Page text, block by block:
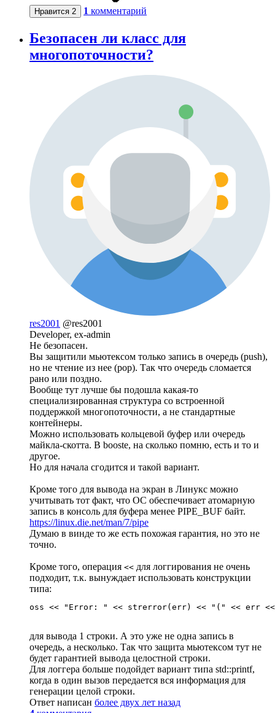
Нравится 2 1 комментарий
Безопасен ли класс для
многопоточности?
res2001 @res2001
Developer, ex-admin
Не безопасен.
Вы защитили мьютексом только запись в очередь (push),
но не чтение из нее (pop). Так что очередь сломается
рано или поздно.
Вообще тут лучше бы подошла какая-то
специализированная структура со встроенной
поддержкой многопоточности, а не стандартные
контейнеры.
Можно использовать кольцевой буфер или очередь
майкла-скотта. В booste, на сколько помню, есть и то и
другое.
Но для начала сгодится и такой вариант.
Кроме того для вывода на экран в Линукс можно
учитывать тот факт, что ОС обеспечивает атомарную
запись в консоль для буфера менее PIPE_BUF байт.
https://linux.die.net/man/7/pipe
Думаю в винде то же есть похожая гарантия, но это не
точно.
Кроме того, операция << для логгирования не очень
подходит, т.к. вынуждает использовать конструкции
типа:
oss << "Error: " << strerror(err) << "(" << err
для вывода 1 строки. А это уже не одна запись в
очередь, а несколько. Так что защита мьютексом тут не
будет гарантией вывода целостной строки.
Для логгера больше подойдет вариант типа std::printf,
когда в один вызов передается вся информация для
генерации целой строки.
Ответ написан более двух лет назад